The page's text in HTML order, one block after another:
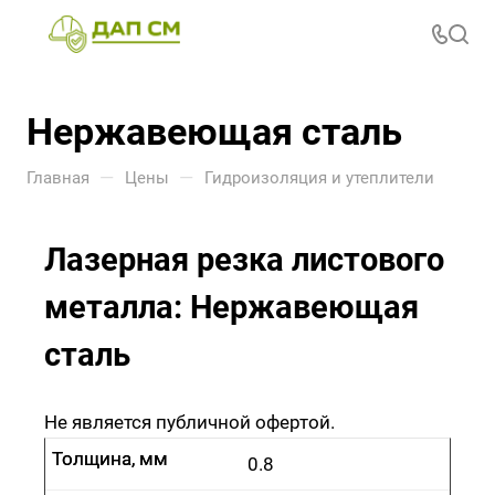
Нержавеющая сталь
Главная — Цены — Гидроизоляция и утеплители
Лазерная резка листового
металла: Нержавеющая
сталь
Не является публичной офертой.
0.8
Толщина, мм
Толщина, мм